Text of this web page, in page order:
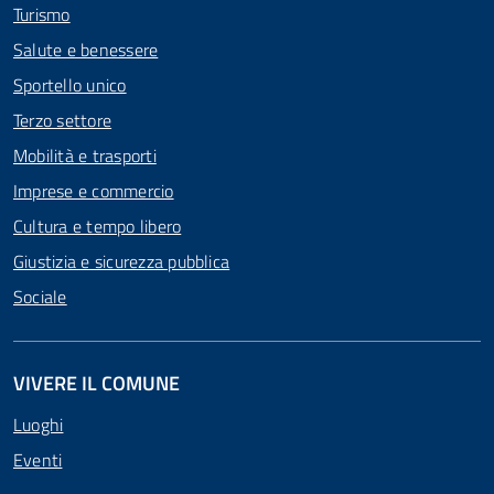
Turismo
Salute e benessere
Sportello unico
Terzo settore
Mobilità e trasporti
Imprese e commercio
Cultura e tempo libero
Giustizia e sicurezza pubblica
Sociale
VIVERE IL COMUNE
Luoghi
Eventi